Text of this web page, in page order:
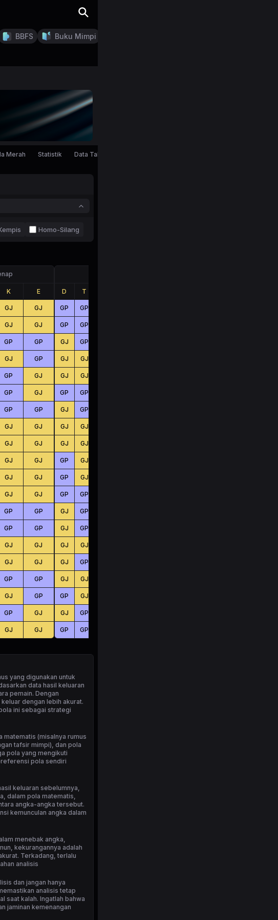
BBFS Buku Mimpi
Merah Statistik Data Tahunan
Homo-Silang
K E
GJ GJ
GJ GJ
GP GP
GJ GP
GP GJ
GP GJ
GP GP
GJ GJ
GJ GJ
GJ GJ
GJ GJ
GJ GJ
GP GP
GP GP
GJ GJ
GJ GJ
GP GP
GJ GP
GP GJ
GJ GJ
D T
GP GP
GP GP
GJ GP
GJ GJ
GJ GJ
GP GP
GJ GP
GJ GJ
GJ GJ
GP GJ
GP GJ
GP GP
GJ GP
GJ GP
GJ GJ
GJ GP
GJ GJ
GP GJ
GJ GP
GP GP
yang digunakan untuk
data hasil keluaran
pemain. Dengan
dengan lebih akurat.
ini sebagai strategi
(misalnya rumus
tafsir mimpi), dan pola
pola yang mengikuti
pola sendiri
keluaran sebelumnya,
dalam pola matematis,
angka-angka tersebut.
kemunculan angka dalam
menebak angka,
kekurangannya adalah
Terkadang, terlalu
analisis
dan jangan hanya
analisis tetap
saat kalah. Ingatlah bahwa
jaminan kemenangan